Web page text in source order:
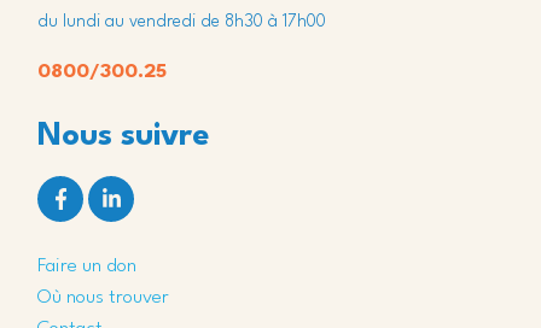
du lundi au vendredi de 8h30 à 17h00
0800/300.25
Nous suivre
Faire un don
Où nous trouver